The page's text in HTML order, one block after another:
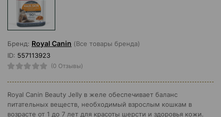
Бренд: Royal Canin (Все товары бренда)
ID: 557113923
(0 Отзывы)
Royal Canin Beauty Jelly в желе обеспечивает баланс
питательных веществ, необходимый взрослым кошкам в
возрасте от 1 до 7 лет для красоты шерсти и здоровья кожи.